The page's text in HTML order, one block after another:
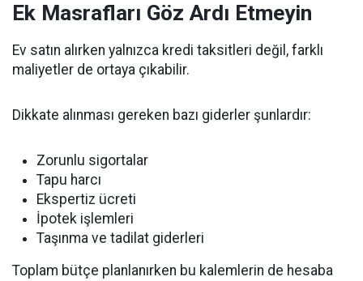
Ek Masrafları Göz Ardı Etmeyin
Ev satın alırken yalnızca kredi taksitleri değil, farklı
maliyetler de ortaya çıkabilir.
Dikkate alınması gereken bazı giderler şunlardır:
Zorunlu sigortalar
Tapu harcı
Ekspertiz ücreti
İpotek işlemleri
Taşınma ve tadilat giderleri
Toplam bütçe planlanırken bu kalemlerin de hesaba